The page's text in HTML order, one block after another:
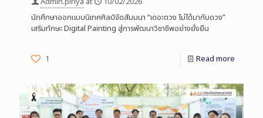
นักศึกษาออกแบบนิเทศศิลป์จัดสัมมนา “เดอะดวง ไม่ได้มากับดวง”
เสริมทักษะ Digital Painting สู่การพัฒนาวิชาชีพอย่างยั่งยืน
1 Read more